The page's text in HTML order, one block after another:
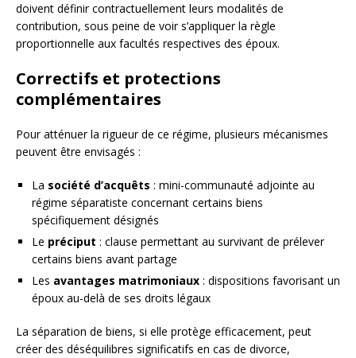
doivent définir contractuellement leurs modalités de
contribution, sous peine de voir s’appliquer la règle
proportionnelle aux facultés respectives des époux.
Correctifs et protections
complémentaires
Pour atténuer la rigueur de ce régime, plusieurs mécanismes
peuvent être envisagés :
La société d’acquêts : mini-communauté adjointe au
régime séparatiste concernant certains biens
spécifiquement désignés
Le préciput : clause permettant au survivant de prélever
certains biens avant partage
Les avantages matrimoniaux : dispositions favorisant un
époux au-delà de ses droits légaux
La séparation de biens, si elle protège efficacement, peut
créer des déséquilibres significatifs en cas de divorce,